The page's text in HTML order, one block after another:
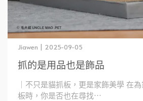
抓的是用品也是飾品
Jiawen | 2025-09-05
｜不只是貓抓板，更是家飾美學 在
板時，你是否也在尋找⋯